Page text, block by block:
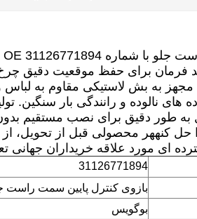
فرمان برای حفظ موقعیت دقیق چرخ
به بش لاستیکی مقاوم به
های نالوده و رانندگی بار سنگین.
طور دقیق برای نصب مستقیم
کنههر محصولی قبل از تحویل،
ای مورد علاقه خریداران جهانی
31126771894
بازوی کنترل پایین سمت راست
بوگویس